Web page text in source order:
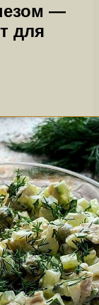
—
для